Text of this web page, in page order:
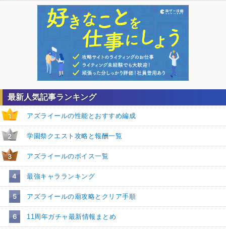
最新人気記事ランキング
1 アズライールの性能とおすすめ編成
2 学園祭クエスト攻略と報酬一覧
3 アズライールのボイス一覧
4 最強キャラランキング
5 アズライールの廟攻略とクリア手順
6 11周年ガチャ最新情報まとめ